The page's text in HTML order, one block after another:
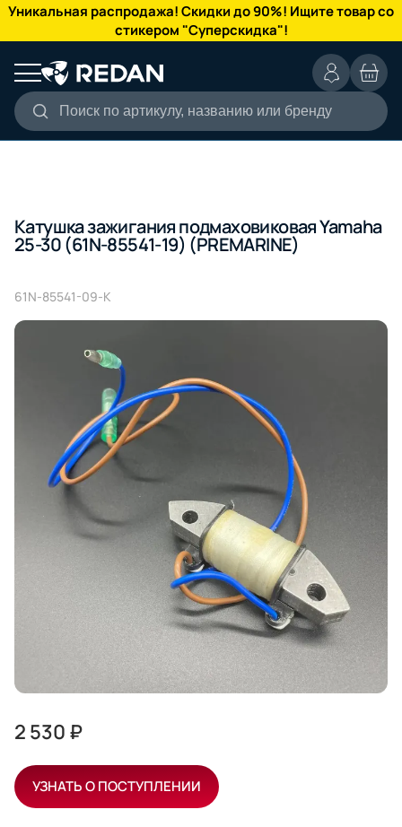
Уникальная распродажа! Скидки до 90%! Ищите товар со
стикером "Суперскидка"!
Поиск по артикулу, названию или бренду
КАТАЛОГ
Катушка зажигания подмаховиковая Yamaha
25-30 (61N-85541-19) (PREMARINE)
61N-85541-09-K
2 530 ₽
УЗНАТЬ О ПОСТУПЛЕНИИ